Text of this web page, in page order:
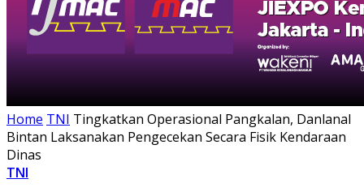
Home TNI Tingkatkan Operasional Pangkalan, Danlanal
Bintan Laksanakan Pengecekan Secara Fisik Kendaraan
Dinas
TNI